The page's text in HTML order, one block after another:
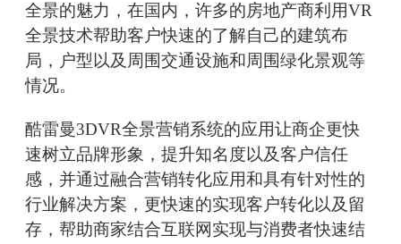
全景的魅力，在国内，许多的房地产商利用VR
全景技术帮助客户快速的了解自己的建筑布
局，户型以及周围交通设施和周围绿化景观等
情况。
酷雷曼3DVR全景营销系统的应用让商企更快
速树立品牌形象，提升知名度以及客户信任
感，并通过融合营销转化应用和具有针对性的
行业解决方案，更快速的实现客户转化以及留
存，帮助商家结合互联网实现与消费者快速结